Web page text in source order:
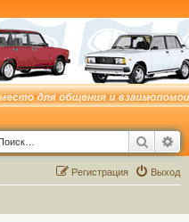
Поиск
Выход
Регистрация